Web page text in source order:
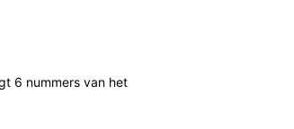
6 nummers van het